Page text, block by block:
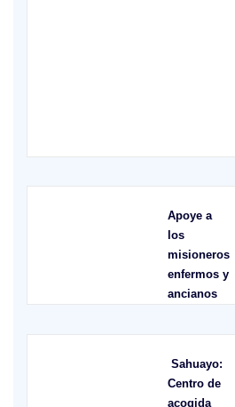
Apoye a
los
misioneros
enfermos y
ancianos
Sahuayo:
Centro de
acogida